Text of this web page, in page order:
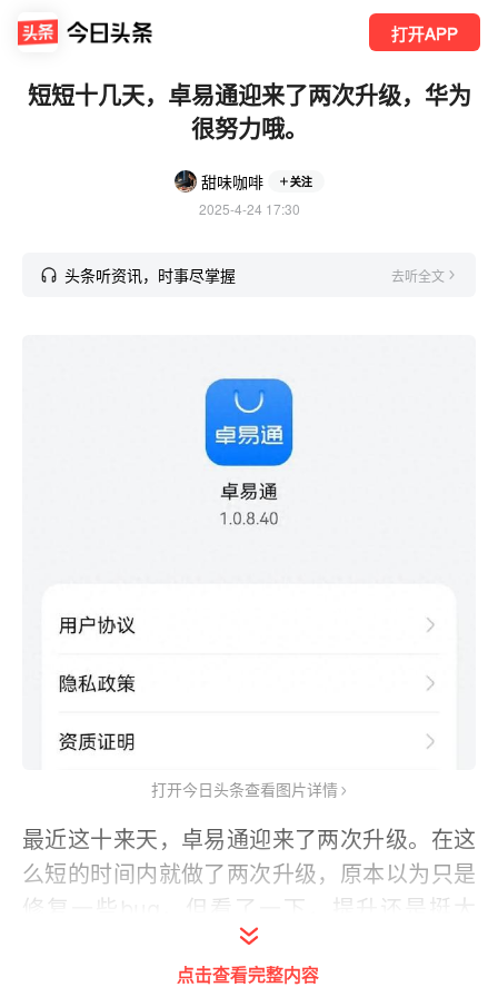
打开APP
短短十几天，卓易通迎来了两次升级，华为
很努力哦。
甜味咖啡 关注
2025-4-24 17:30
头条听资讯，时事尽掌握 去听全文
打开今日头条查看图片详情
最近这十来天，卓易通迎来了两次升级。在这
么短的时间内就做了两次升级，原本以为只是
修复一些bug，但看了一下，提升还是挺大
的。下面我们来说说这两次升级的变化:
点击查看完整内容